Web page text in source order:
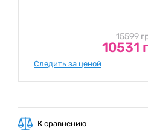
15599
10531
Следить за ценой
К сравнению